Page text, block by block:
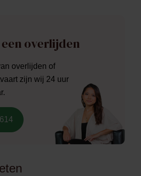
overlijden
overlijden of
zijn wij 24 uur